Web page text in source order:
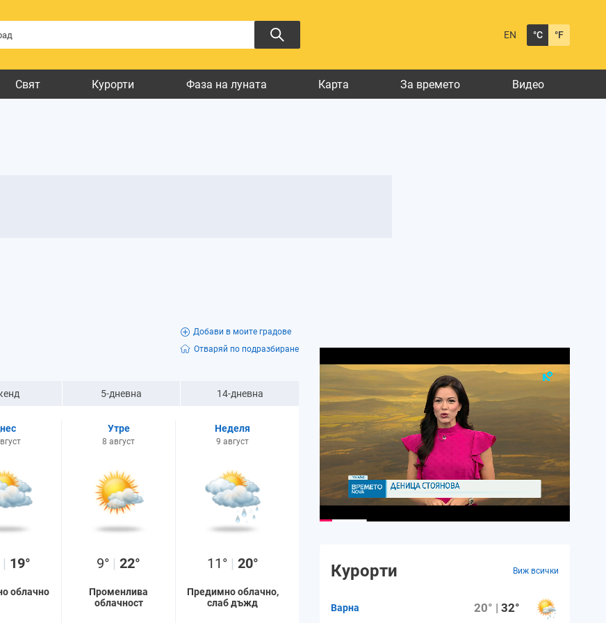
EN °C °F
Свят Курорти Фаза на луната Карта За времето Видео
Добави в моите градове
Отваряй по подразбиране
5-дневна 14-дневна
| 19°
облачно
Утре
8 август
9° | 22°
Променлива
облачност
Неделя
9 август
11° | 20°
Предимно облачно,
слаб дъжд
Курорти Виж всички
Варна 20° |32°